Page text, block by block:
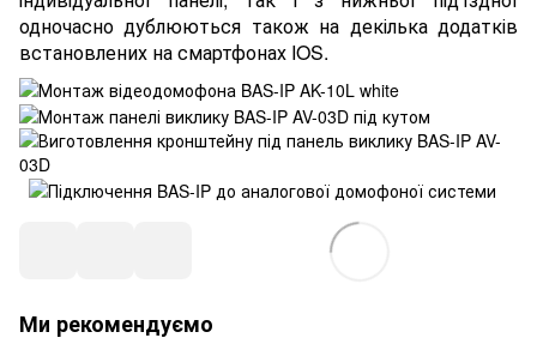
одночасно дублюються також на декілька додатків
встановлених на смартфонах IOS.
Ми рекомендуємо